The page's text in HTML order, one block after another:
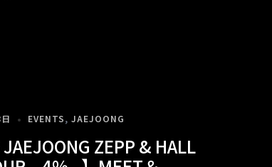
EVENTS, JAEJOONG
JAEJOONG ZEPP & HALL